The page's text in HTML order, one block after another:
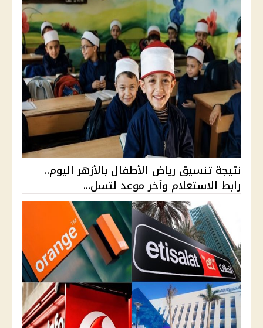
نتيجة تنسيق رياض الأطفال بالأزهر اليوم..
رابط الاستعلام وآخر موعد لتسل...